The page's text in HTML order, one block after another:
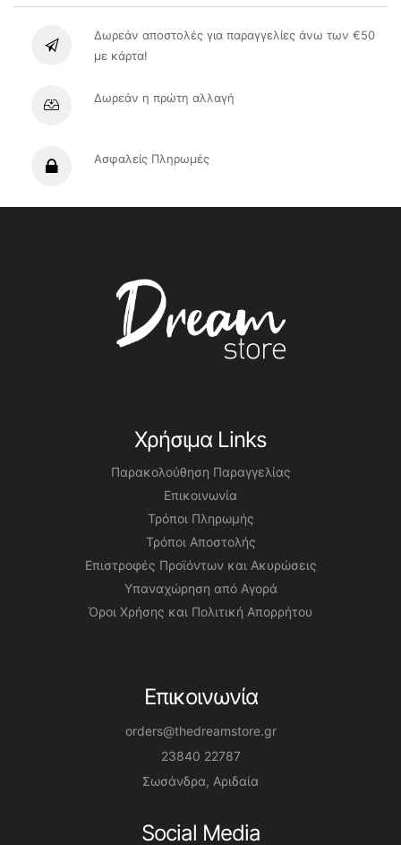
Δωρεάν αποστολές για παραγγελίες άνω των €50
με κάρτα!
Δωρεάν η πρώτη αλλαγή
Ασφαλείς Πληρωμές
Χρήσιμα Links
Παρακολούθηση Παραγγελίας
Επικοινωνία
Τρόποι Πληρωμής
Τρόποι Αποστολής
Επιστροφές Προϊόντων και Ακυρώσεις
Υπαναχώρηση από Αγορά
Όροι Χρήσης και Πολιτική Απορρήτου
Επικοινωνία
orders@thedreamstore.gr
23840 22787
Σωσάνδρα, Αριδαία
Social Media